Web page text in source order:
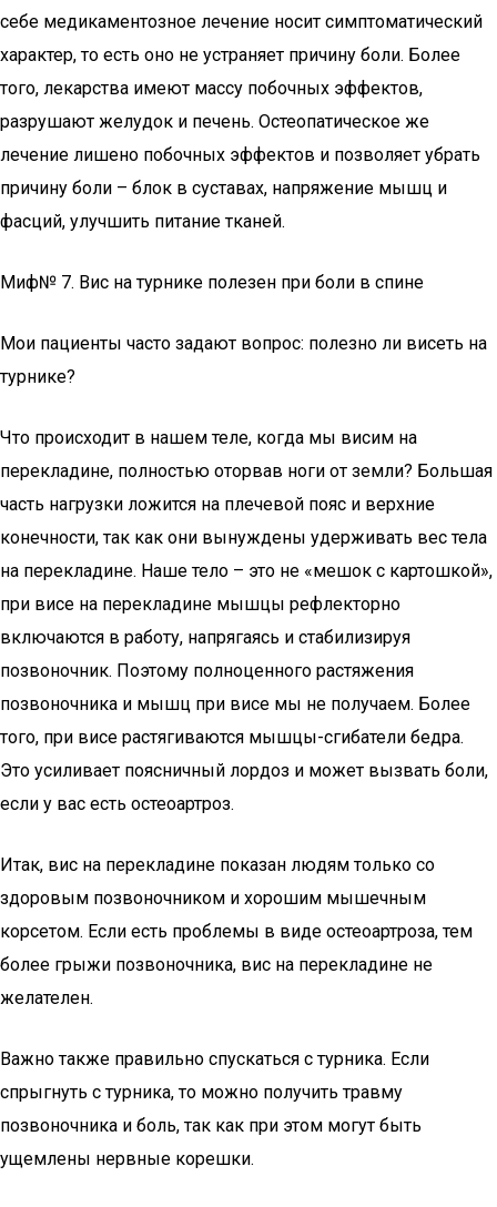
себе медикаментозное лечение носит симптоматический
характер, то есть оно не устраняет причину боли. Более
того, лекарства имеют массу побочных эффектов,
разрушают желудок и печень. Остеопатическое же
лечение лишено побочных эффектов и позволяет убрать
причину боли – блок в суставах, напряжение мышц и
фасций, улучшить питание тканей.
Миф№ 7. Вис на турнике полезен при боли в спине
Мои пациенты часто задают вопрос: полезно ли висеть на
турнике?
Что происходит в нашем теле, когда мы висим на
перекладине, полностью оторвав ноги от земли? Большая
часть нагрузки ложится на плечевой пояс и верхние
конечности, так как они вынуждены удерживать вес тела
на перекладине. Наше тело – это не «мешок с картошкой»,
при висе на перекладине мышцы рефлекторно
включаются в работу, напрягаясь и стабилизируя
позвоночник. Поэтому полноценного растяжения
позвоночника и мышц при висе мы не получаем. Более
того, при висе растягиваются мышцы-сгибатели бедра.
Это усиливает поясничный лордоз и может вызвать боли,
если у вас есть остеоартроз.
Итак, вис на перекладине показан людям только со
здоровым позвоночником и хорошим мышечным
корсетом. Если есть проблемы в виде остеоартроза, тем
более грыжи позвоночника, вис на перекладине не
желателен.
Важно также правильно спускаться с турника. Если
спрыгнуть с турника, то можно получить травму
позвоночника и боль, так как при этом могут быть
ущемлены нервные корешки.